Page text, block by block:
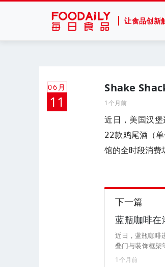
让食品创新
06月
11
Shake
1个月前
近日，美国汉
22款鸡尾酒（
馆的全时段消费
下一篇
蓝瓶咖啡在
近日，蓝瓶咖啡
叠门与装饰框架
Kyoto-Style
1个月前